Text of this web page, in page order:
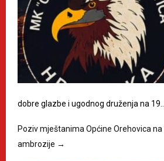
dobre glazbe i ugodnog druženja na 19.…
Poziv mještanima Općine Orehovica
ambrozije →